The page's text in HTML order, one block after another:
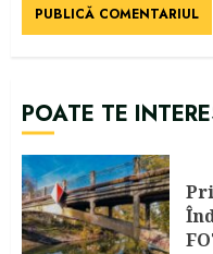
POATE TE